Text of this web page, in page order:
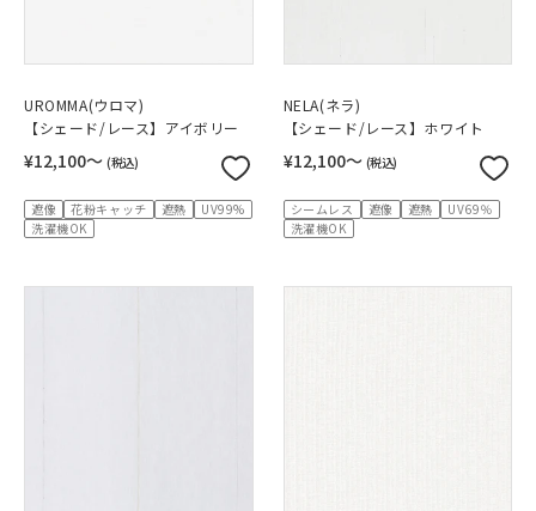
UROMMA(ウロマ)
【シェード/レース】アイボリー
¥12,100〜 (税込)
遮像 花粉キャッチ 遮熱
UV99%
洗濯機OK
NELA(ネラ)
【シェード/レース】ホワイト
¥12,100〜 (税込)
シームレス 遮像 遮熱
UV69％
洗濯機OK